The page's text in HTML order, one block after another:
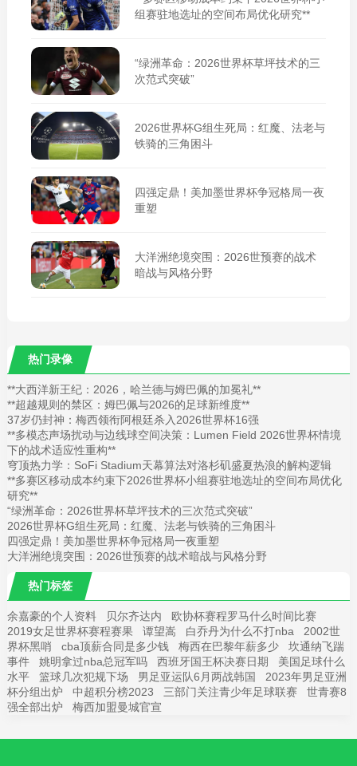
组赛驻地选址的空间布局优化研究**
“绿洲革命：2026世界杯草坪技术的三
次范式突破”
2026世界杯G组生死局：红魔、法老与
铁骑的三角困斗
四强定鼎！美加墨世界杯争冠格局一夜
重塑
大洋洲绝境突围：2026世预赛的战术
暗战与风格分野
热门录像
**大西洋新王纪：2026，哈兰德与姆巴佩的加冕礼**
**超越规则的禁区：姆巴佩与2026的足球新维度**
37岁仍封神：梅西领衔阿根廷杀入2026世界杯16强
**多模态声场扰动与边线球空间决策：Lumen Field 2026世界杯情境
下的战术适应性重构**
穹顶热力学：SoFi Stadium天幕算法对洛杉矶盛夏热浪的解构逻辑
**多赛区移动成本约束下2026世界杯小组赛驻地选址的空间布局优化
研究**
“绿洲革命：2026世界杯草坪技术的三次范式突破”
2026世界杯G组生死局：红魔、法老与铁骑的三角困斗
四强定鼎！美加墨世界杯争冠格局一夜重塑
大洋洲绝境突围：2026世预赛的战术暗战与风格分野
热门标签
余嘉豪的个人资料 贝尔齐达内
欧协杯赛程罗马什么时间比赛
2019女足世界杯赛程赛果
谭望嵩 白乔丹为什么不打nba
2002世
界杯黑哨
cba顶薪合同是多少钱 梅西在巴黎年薪多少
坎通纳飞踹
事件
姚明拿过nba总冠军吗 西班牙国王杯决赛日期
美国足球什么
水平
篮球几次犯规下场 男足亚运队6月两战韩国
2023年男足亚洲
杯分组出炉
中超积分榜2023 三部门关注青少年足球联赛
世青赛8
强全部出炉
梅西加盟曼城官宣